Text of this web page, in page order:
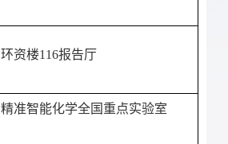
环资楼116报告厅
精准智能化学全国 重点实验室